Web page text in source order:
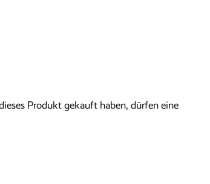
Produkt gekauft haben, dürfen eine